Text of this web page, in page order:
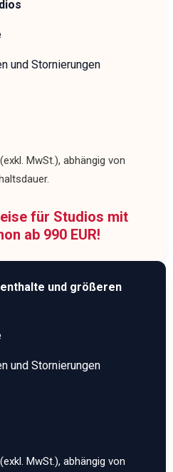
und Stornierungen
MwSt.), abhängig von
für Studios mit
ab 990 EUR!
und größeren
und Stornierungen
MwSt.), abhängig von